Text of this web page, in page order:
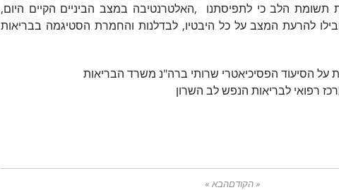
הלב כי לתפיסתנו ,האלטרנטיבה במצב הביניים הקיים היום,
להרעת המצב על כל היבטיו, לבדלנות והחמרת הסטיגמה בבריאות
« הקודםהבא »